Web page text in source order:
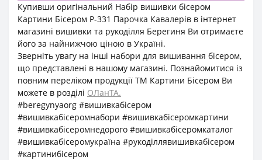
Купивши оригінальний Набір вишивки бісером
Картини Бісером Р-331 Парочка Кавалерів в інтернет
магазині вишивки та рукоділля Берегиня Ви отримаєте
його за найнижчою ціною в Україні.
Зверніть увагу на інші набори для вишивання бісером,
що представлені в нашому магазині. Познайомитися із
повним переліком продукції ТМ Картини Бісером Ви
можете в розділі ОЛанТА.
#beregynyaorg #вишивкабісером
#вишивкабісеромнабори #вишивкабісеромкартини
#вишивкабісеромнедорого #вишивкабісеромкаталог
#вишивкабісеромукраїна #рукоділлявишивкабісером
#картинибісером